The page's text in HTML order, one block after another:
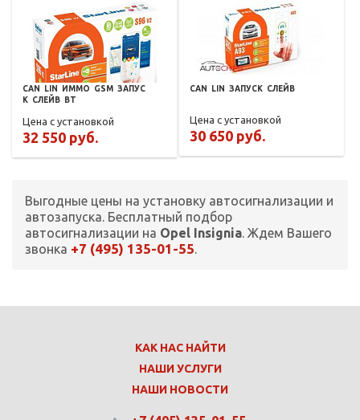
CAN LIN ИММО GSM ЗАПУС
К СЛЕЙВ BT
Цена с установкой
32 550 руб.
CAN LIN ЗАПУСК СЛЕЙВ
Цена с установкой
30 650 руб.
Выгодные цены на установку автосигнализации и
автозапуска. Бесплатный подбор
автосигнализации на Opel Insignia. Ждем Вашего
звонка +7 (495) 135-01-55.
КАК НАС НАЙТИ
НАШИ УСЛУГИ
НАШИ НОВОСТИ